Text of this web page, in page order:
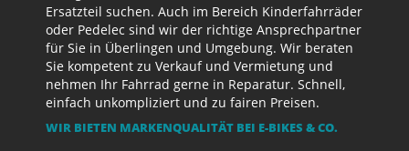
Ersatzteil suchen. Auch im Bereich Kinderfahrräder
oder Pedelec sind wir der richtige Ansprechpartner
für Sie in Überlingen und Umgebung. Wir beraten
Sie kompetent zu Verkauf und Vermietung und
nehmen Ihr Fahrrad gerne in Reparatur. Schnell,
einfach unkompliziert und zu fairen Preisen.
WIR BIETEN MARKENQUALITÄT BEI E-BIKES & CO.